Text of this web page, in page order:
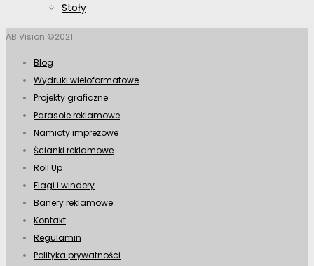
Stoły
AB Vision ©2021.
Blog
Wydruki wieloformatowe
Projekty graficzne
Parasole reklamowe
Namioty imprezowe
Ścianki reklamowe
Roll Up
Flagi i windery
Banery reklamowe
Kontakt
Regulamin
Polityka prywatności